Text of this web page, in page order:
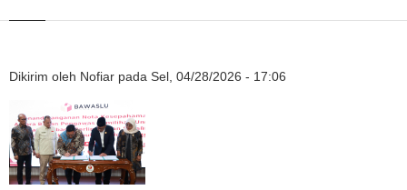
Dikirim oleh Nofiar pada Sel, 04/28/2026 - 17:06